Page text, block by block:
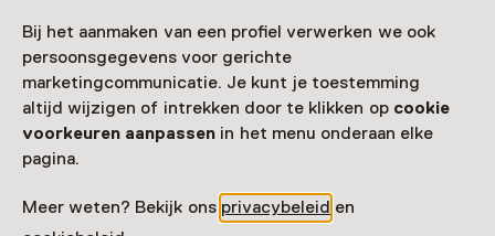
Bij het aanmaken van een profiel verwerken we ook
persoonsgegevens voor gerichte
marketingcommunicatie. Je kunt je toestemming
altijd wijzigen of intrekken door te klikken op cookie
voorkeuren aanpassen in het menu onderaan elke
pagina.
Meer weten? Bekijk ons privacybeleid en